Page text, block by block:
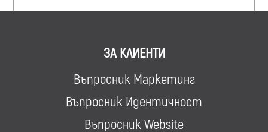
ЗА КЛИЕНТИ
Въпросник Маркетинг
Въпросник Идентичност
Въпросник Website